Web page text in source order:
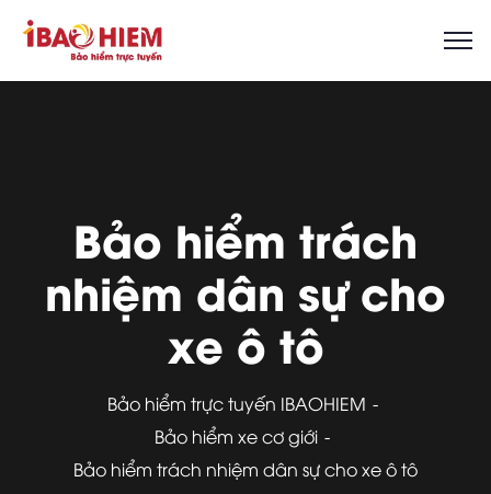
Bảo hiểm trách
nhiệm dân sự cho
xe ô tô
Bảo hiểm trực tuyến IBAOHIEM
Bảo hiểm xe cơ giới
Bảo hiểm trách nhiệm dân sự cho xe ô tô